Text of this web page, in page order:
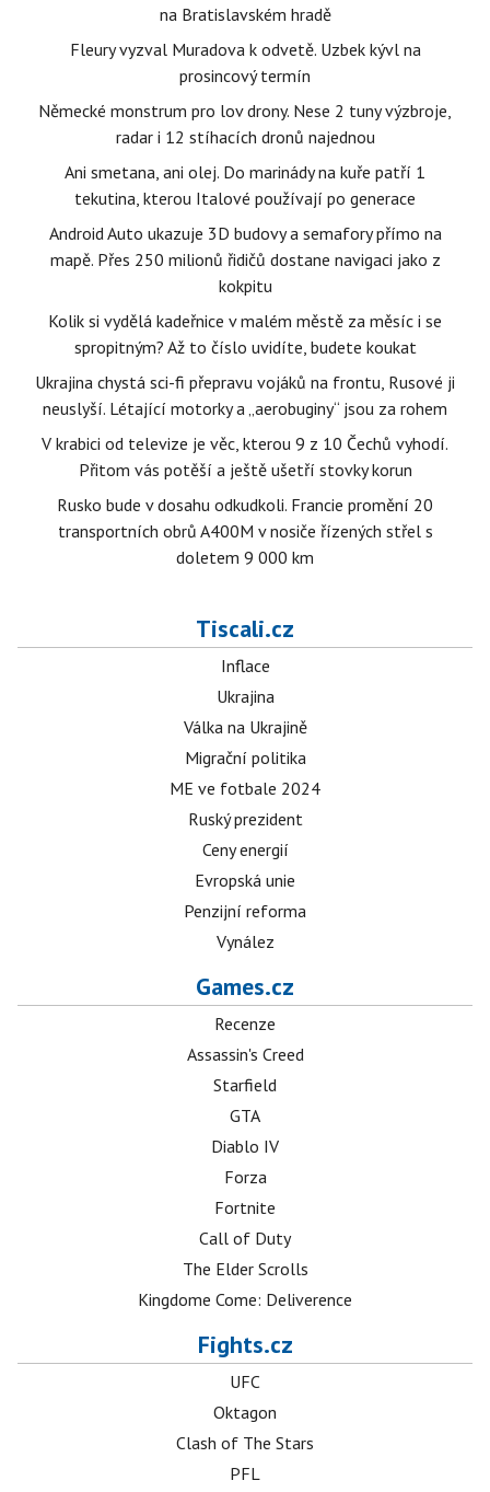
na Bratislavském hradě
Fleury vyzval Muradova k odvetě. Uzbek kývl na
prosincový termín
Německé monstrum pro lov drony. Nese 2 tuny výzbroje,
radar i 12 stíhacích dronů najednou
Ani smetana, ani olej. Do marinády na kuře patří 1
tekutina, kterou Italové používají po generace
Android Auto ukazuje 3D budovy a semafory přímo na
mapě. Přes 250 milionů řidičů dostane navigaci jako z
kokpitu
Kolik si vydělá kadeřnice v malém městě za měsíc i se
spropitným? Až to číslo uvidíte, budete koukat
Ukrajina chystá sci-fi přepravu vojáků na frontu, Rusové ji
neuslyší. Létající motorky a „aerobuginy“ jsou za rohem
V krabici od televize je věc, kterou 9 z 10 Čechů vyhodí.
Přitom vás potěší a ještě ušetří stovky korun
Rusko bude v dosahu odkudkoli. Francie promění 20
transportních obrů A400M v nosiče řízených střel s
doletem 9 000 km
Tiscali.cz
Inflace
Ukrajina
Válka na Ukrajině
Migrační politika
ME ve fotbale 2024
Ruský prezident
Ceny energií
Evropská unie
Penzijní reforma
Vynález
Games.cz
Recenze
Assassin's Creed
Starfield
GTA
Diablo IV
Forza
Fortnite
Call of Duty
The Elder Scrolls
Kingdome Come: Deliverence
Fights.cz
UFC
Oktagon
Clash of The Stars
PFL